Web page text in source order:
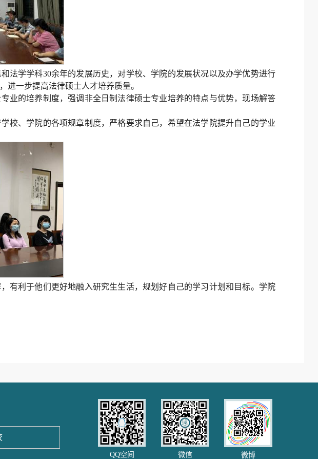
法学学科30余年的发展历史，对学校、学院的发展状况以及办学优势进行
进一步提高法律硕士人才培养质量。
业的培养制度，强调非全日制法律硕士专业培养的特点与优势，现场解答
校、学院的各项规章制度，严格要求自己，希望在法学院提升自己的学业
有利于他们更好地融入研究生生活，规划好自己的学习计划和目标。学院
QQ空间 微信 微博